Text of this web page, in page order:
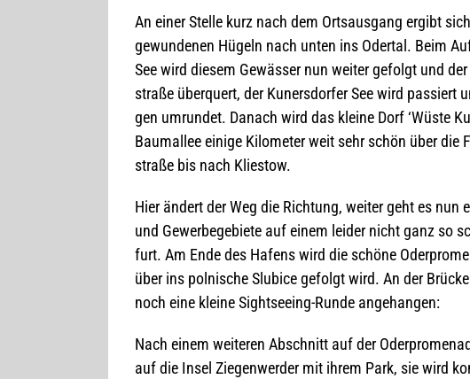
An einer Stelle kurz nach dem Orts­aus­gang ergibt
gewun­de­nen Hügeln nach unten ins Oder­tal. Beim
See wird die­sem Gewäs­ser nun wei­ter gefolgt und
straße über­quert, der Kun­ers­dor­fer See wird
gen umrun­det. Danach wird das kleine Dorf ‘Wüste
Baum­al­lee einige Kilo­me­ter weit sehr schön über
straße bis nach Kliestow.
Hier ändert der Weg die Rich­tung, wei­ter geht es
und Gewer­be­ge­biete auf einem lei­der nicht ganz so
furt. Am Ende des Hafens wird die schöne
über ins pol­ni­sche Slu­bice gefolgt wird. An der
noch eine kleine Sight­see­ing-Runde angehangen:
Nach einem wei­te­ren Abschnitt auf der
auf die Insel Zie­gen­wer­der mit ihrem Park, sie wird